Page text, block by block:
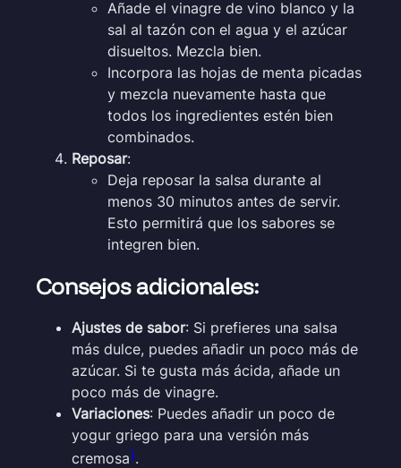
Añade el vinagre de vino blanco y la
sal al tazón con el agua y el azúcar
disueltos. Mezcla bien.
Incorpora las hojas de menta picadas
y mezcla nuevamente hasta que
todos los ingredientes estén bien
combinados.
Reposar:
Deja reposar la salsa durante al
menos 30 minutos antes de servir.
Esto permitirá que los sabores se
integren bien.
Consejos adicionales:
Ajustes de sabor: Si prefieres una salsa
más dulce, puedes añadir un poco más de
azúcar. Si te gusta más ácida, añade un
poco más de vinagre.
Variaciones: Puedes añadir un poco de
yogur griego para una versión más
cremosa1.